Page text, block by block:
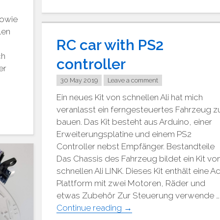
RC car with PS2
controller
30 May 2019 Leave a comment
Ein neues Kit von schnellen Ali hat mich
veranlasst ein ferngesteuertes Fahrzeug
bauen. Das Kit besteht aus Arduino, einer
Erweiterungsplatine und einem PS2
Controller nebst Empfänger. Bestandteile
Das Chassis des Fahrzeug bildet ein Kit
schnellen Ali LINK. Dieses Kit enthält eine
Plattform mit zwei Motoren, Räder und
etwas Zubehör Zur Steuerung verwende …
Continue reading "RC
→